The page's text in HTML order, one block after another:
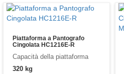
Piattaforma a Pantografo
Cingolata HC1216E-R
Capacità della piattaforma
320 kg